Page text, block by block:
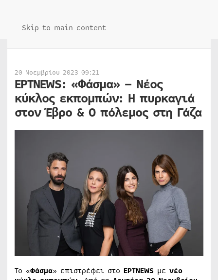
Skip to main content
20 Νοεμβρίου 2023 09:21
ΕΡΤNEWS: «Φάσμα» – Νέος
κύκλος εκπομπών: Η πυρκαγιά
στον Έβρο & Ο πόλεμος στη Γάζα
Το «Φάσμα» επιστρέφει στο ΕΡΤNEWS με νέο